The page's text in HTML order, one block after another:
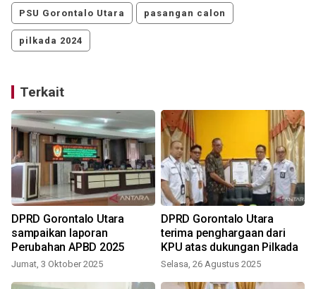
PSU Gorontalo Utara pasangan calon
pilkada 2024
Terkait
DPRD Gorontalo Utara
sampaikan laporan
Perubahan APBD 2025
Jumat, 3 Oktober 2025
DPRD Gorontalo Utara
terima penghargaan dari
KPU atas dukungan Pilkada
Selasa, 26 Agustus 2025